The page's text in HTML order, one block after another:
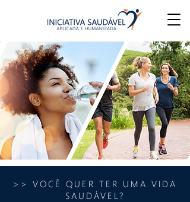
>> VOCÊ QUER TER UMA VIDA
SAUDÁVEL?